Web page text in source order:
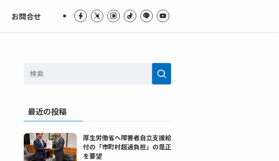
お問合せ
最近の投稿
厚生労働省へ障害者自立支援給
付の「市町村超過負担」の是正
を要望